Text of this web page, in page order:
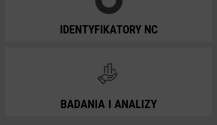
IDENTYFIKATORY NC
BADANIA I ANALIZY